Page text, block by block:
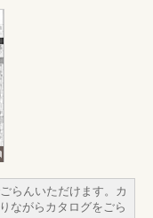
らんいただけます。カ
ながらカタログをごら